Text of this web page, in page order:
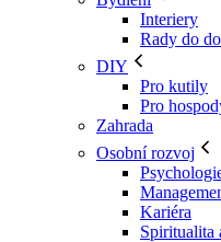
Interiery
Rady do
DIY
Pro kutily
Pro
Zahrada
Osobní rozvoj
Kariéra
Spiritualita